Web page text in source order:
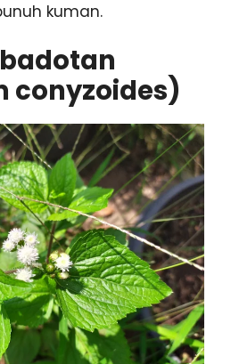
kuman.
conyzoides)